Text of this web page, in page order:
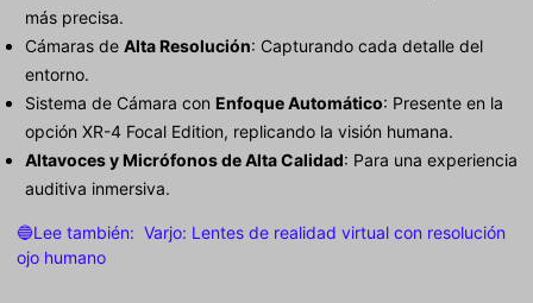
más precisa.
Cámaras de Alta Resolución: Capturando cada detalle del
entorno.
Sistema de Cámara con Enfoque Automático: Presente en la
opción XR-4 Focal Edition, replicando la visión humana.
Altavoces y Micrófonos de Alta Calidad: Para una experiencia
auditiva inmersiva.
🔵Lee también: Varjo: Lentes de realidad virtual con resolución
ojo humano